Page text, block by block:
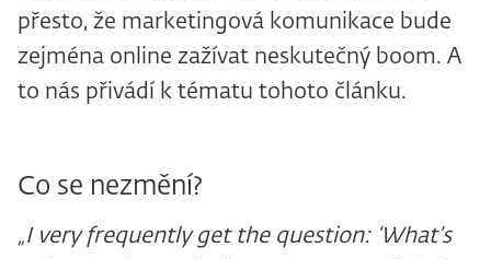
přesto, že marketingová komunikace bude
zejména online zažívat neskutečný boom. A
to nás přivádí k tématu tohoto článku.
Co se nezmění?
„I very frequently get the question: ‘What’s